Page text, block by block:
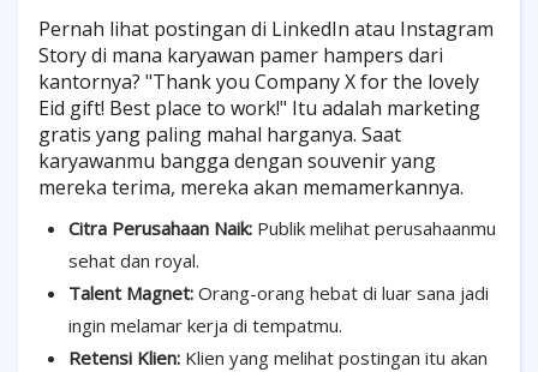
Pernah lihat postingan di LinkedIn atau Instagram
Story di mana karyawan pamer hampers dari
kantornya? "Thank you Company X for the lovely
Eid gift! Best place to work!" Itu adalah marketing
gratis yang paling mahal harganya. Saat
karyawanmu bangga dengan souvenir yang
mereka terima, mereka akan memamerkannya.
Citra Perusahaan Naik: Publik melihat perusahaanmu
sehat dan royal.
Talent Magnet: Orang-orang hebat di luar sana jadi
ingin melamar kerja di tempatmu.
Retensi Klien: Klien yang melihat postingan itu akan